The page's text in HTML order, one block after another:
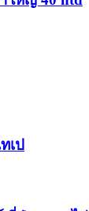
เป